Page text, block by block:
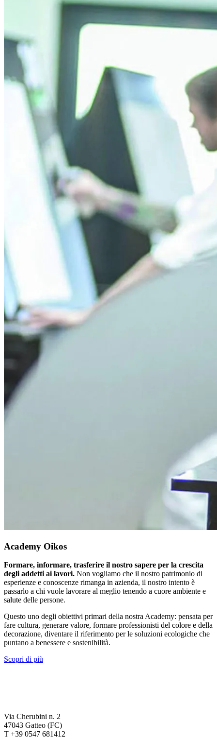
Academy Oikos
Formare, informare, trasferire il nostro sapere per la crescita
degli addetti ai lavori. Non vogliamo che il nostro patrimonio di
esperienze e conoscenze rimanga in azienda, il nostro intento è
passarlo a chi vuole lavorare al meglio tenendo a cuore ambiente e
salute delle persone.
Questo uno degli obiettivi primari della nostra Academy: pensata per
fare cultura, generare valore, formare professionisti del colore e della
decorazione, diventare il riferimento per le soluzioni ecologiche che
puntano a benessere e sostenibilità.
Scopri di più
Via Cherubini n. 2
47043 Gatteo (FC)
T +39 0547 681412